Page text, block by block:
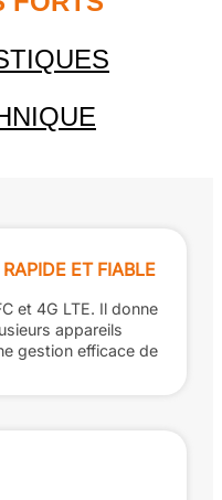
ET FIABLE
et 4G LTE. Il donne
appareils
gestion efficace de